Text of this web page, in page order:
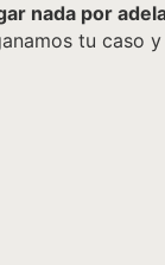
nada por
tu caso